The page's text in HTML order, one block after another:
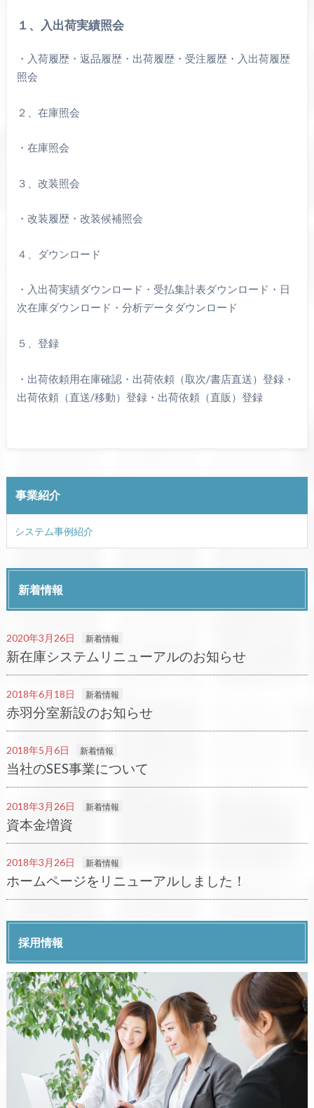
１、入出荷実績照会
・入荷履歴・返品履歴・出荷履歴・受注履歴・入出荷履歴
照会
２、在庫照会
・在庫照会
３、改装照会
・改装履歴・改装候補照会
４、ダウンロード
・入出荷実績ダウンロード・受払集計表ダウンロード・日
次在庫ダウンロード・分析データダウンロード
５、登録
・出荷依頼用在庫確認・出荷依頼（取次/書店直送）登録・
出荷依頼（直送/移動）登録・出荷依頼（直販）登録
事業紹介
システム事例紹介
新着情報
2020年3月26日 新着情報
新在庫システムリニューアルのお知らせ
2018年6月18日 新着情報
赤羽分室新設のお知らせ
2018年5月6日 新着情報
当社のSES事業について
2018年3月26日 新着情報
資本金増資
2018年3月26日 新着情報
ホームページをリニューアルしました！
採用情報